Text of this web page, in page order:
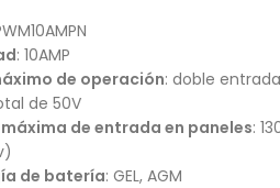
: 10AMP
de operación: doble
de 50V
de entrada en paneles:
de batería: GEL, AGM